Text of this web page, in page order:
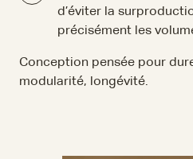
d’éviter la
précisément les
Conception pensée pour
modularité, longévité.